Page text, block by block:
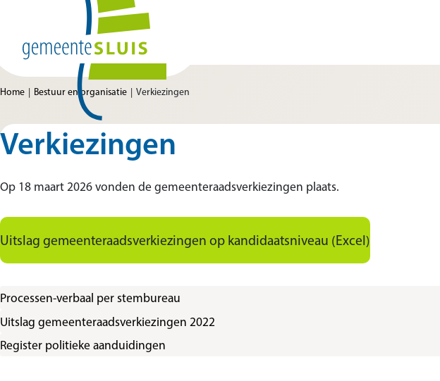
Ga naar de inhoud
Home van Gemeente Sluis
Home Bestuur en organisatie Verkiezingen
Verkiezingen
Op 18 maart 2026 vonden de gemeenteraadsverkiezingen plaats.
Uitslag gemeenteraadsverkiezingen op kandidaatsniveau (Excel)
Processen-verbaal per stembureau
Uitslag gemeenteraadsverkiezingen 2022
Register politieke aanduidingen